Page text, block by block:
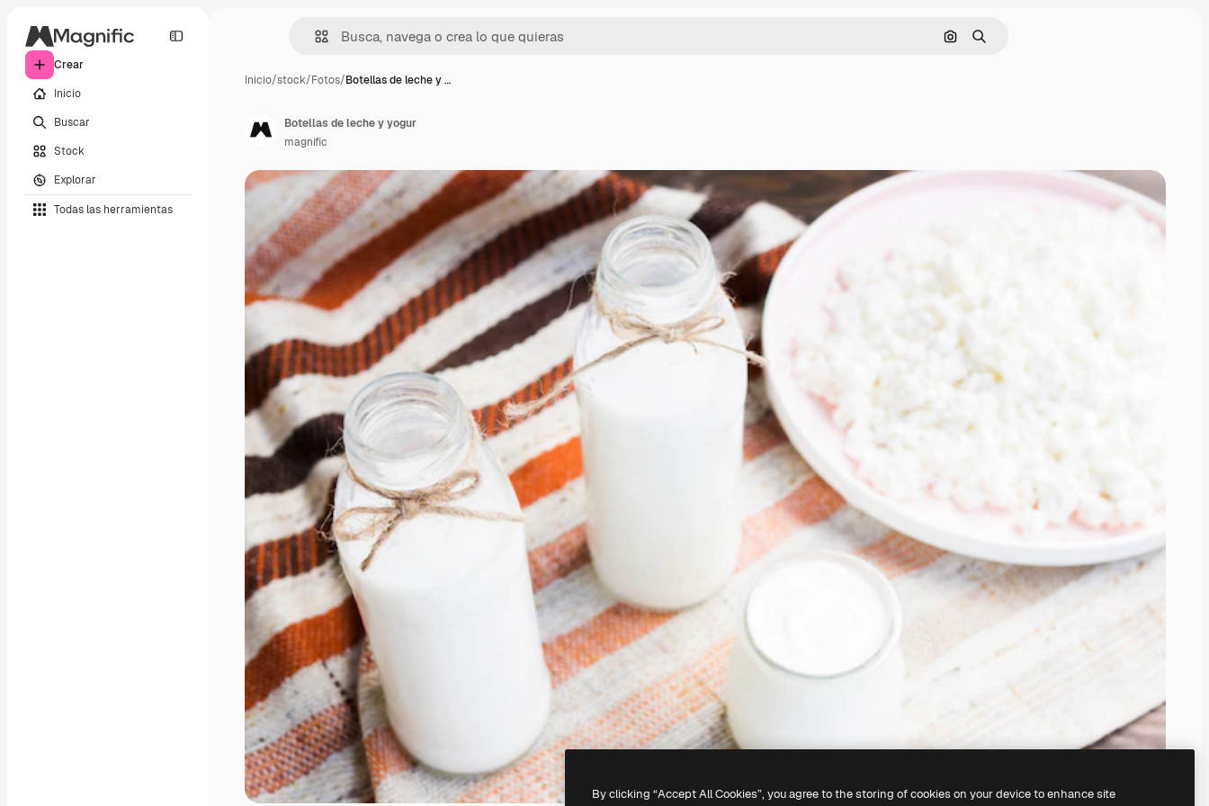
Crear
Inicio
Buscar
Stock
Explorar
Todas las herramientas
Buscar por imagen
Buscar
Inicio/stock/Fotos/Botellas de leche y …
Botellas de leche y yogur
magnific
By clicking “Accept All Cookies”, you agree to the storing of cookies on your device to enhance site